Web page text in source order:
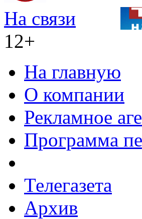
На связи
12+
На главную
О компании
Рекламное
Программа
Телегазета
Архив